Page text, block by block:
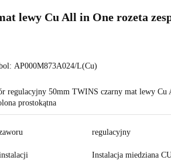
lewy Cu All in One rozeta
AP000M873A024/L(Cu)
regulacyjny 50mm TWINS czarny mat lewy Cu
prostokątna
regulacyjny
Instalacja miedziana